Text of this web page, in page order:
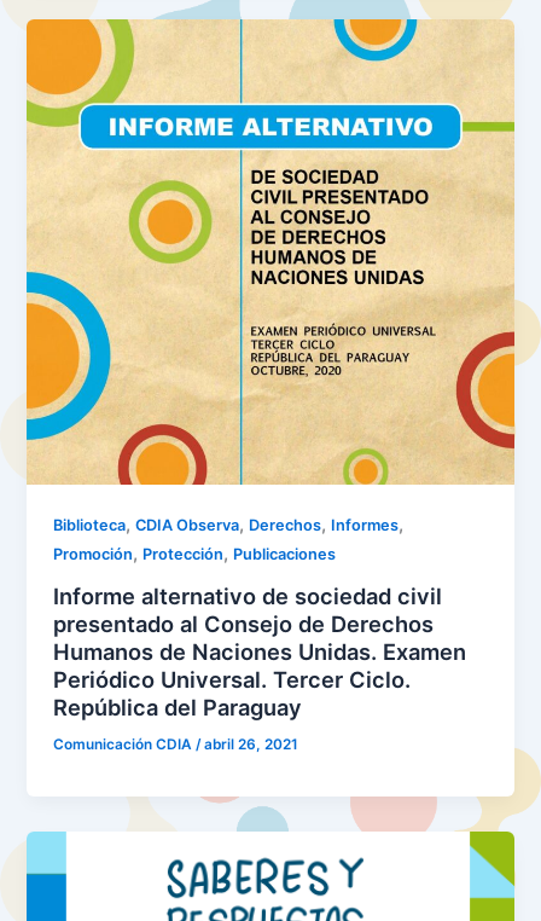
Biblioteca,CDIA Observa, Derechos, Informes,
Promoción, Protección, Publicaciones
Informe alternativo de sociedad civil
presentado al Consejo de Derechos
Humanos de Naciones Unidas. Examen
Periódico Universal. Tercer Ciclo.
República del Paraguay
Comunicación CDIA/abril 26, 2021